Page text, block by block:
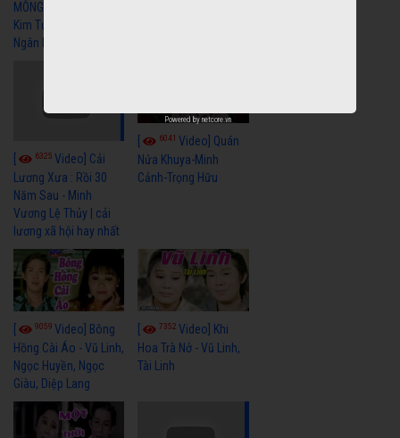
MÔNG " Cải Lương
Kim Tử Long, Thanh
Ngân Hay Nhất
6325 Video] Cải
Lương Xưa : Rồi 30
Năm Sau - Minh
Vương Lệ Thủy | cải
lương xã hội hay nhất
6041Video] Quán
Nửa Khuya-Minh
Cảnh-Trọng Hữu
9059 Video] Bông
Hồng Cài Áo - Vũ Linh,
Ngọc Huyền, Ngọc
Giàu, Diệp Lang
7352Video] Khi
Hoa Trà Nở - Vũ Linh,
Tài Linh
Powered by netcore.vn